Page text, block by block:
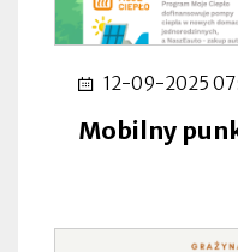
12-09-2025
Mobilny